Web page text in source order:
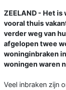
ZEELAND - Het
vooral thuis
verder weg van
afgelopen twee
woninginbraken
woningen waren
Veel inbraken zijn